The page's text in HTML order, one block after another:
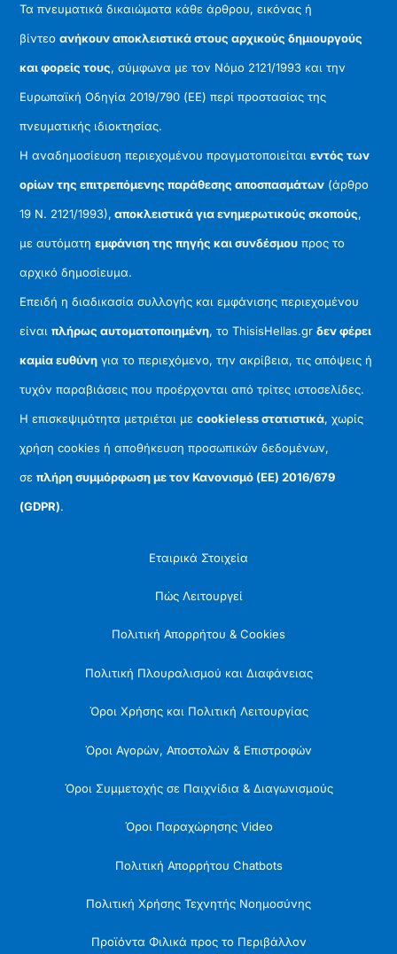
Τα πνευματικά δικαιώματα κάθε άρθρου, εικόνας ή
βίντεοανήκουν αποκλειστικά στους αρχικούς δημιουργούς
και φορείς τους, σύμφωνα με τον Νόμο 2121/1993 και την
Ευρωπαϊκή Οδηγία 2019/790 (ΕΕ) περί προστασίας της
πνευματικής ιδιοκτησίας.
Η αναδημοσίευση περιεχομένου πραγματοποιείταιεντός των
ορίων της επιτρεπόμενης παράθεσης αποσπασμάτων (άρθρο
19 Ν. 2121/1993), αποκλειστικά για ενημερωτικούς σκοπούς,
με αυτόματηεμφάνιση της πηγής και συνδέσμου προς το
αρχικό δημοσίευμα.
Επειδή η διαδικασία συλλογής και εμφάνισης περιεχομένου
είναιπλήρως αυτοματοποιημένη, το ThisisHellas.grδεν φέρει
καμία ευθύνη για το περιεχόμενο, την ακρίβεια, τις απόψεις ή
τυχόν παραβιάσεις που προέρχονται από τρίτες ιστοσελίδες.
Η επισκεψιμότητα μετριέται μεcookieless στατιστικά, χωρίς
χρήση cookies ή αποθήκευση προσωπικών δεδομένων,
σεπλήρη συμμόρφωση με τον Κανονισμό (ΕΕ) 2016/679
(GDPR).
Εταιρικά Στοιχεία
Πώς Λειτουργεί
Πολιτική Απορρήτου & Cookies
Πολιτική Πλουραλισμού και Διαφάνειας
Όροι Χρήσης και Πολιτική Λειτουργίας
Όροι Αγορών, Αποστολών & Επιστροφών
Όροι Συμμετοχής σε Παιχνίδια & Διαγωνισμούς
Όροι Παραχώρησης Video
Πολιτική Απορρήτου Chatbots
Πολιτική Χρήσης Τεχνητής Νοημοσύνης
Προϊόντα Φιλικά προς το Περιβάλλον